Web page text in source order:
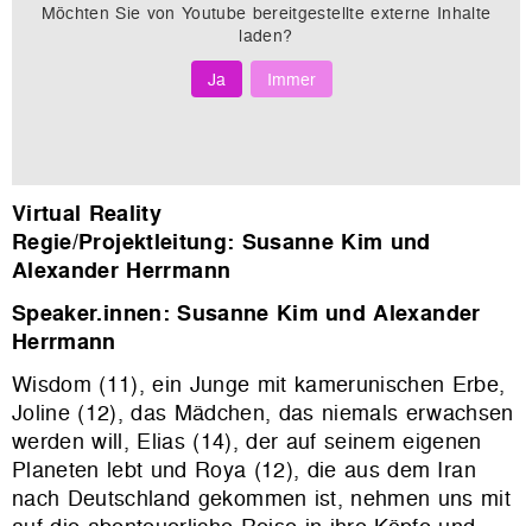
Möchten Sie von Youtube bereitgestellte externe Inhalte
laden?
Ja
Immer
Virtual Reality
Regie/Projektleitung: Susanne Kim und
Alexander Herrmann
Speaker.innen: Susanne Kim und Alexander
Herrmann
Wisdom (11), ein Junge mit kamerunischen Erbe,
Joline (12), das Mädchen, das niemals erwachsen
werden will, Elias (14), der auf seinem eigenen
Planeten lebt und Roya (12), die aus dem Iran
nach Deutschland gekommen ist, nehmen uns mit